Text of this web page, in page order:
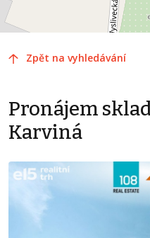
Zpět na vyhledávání
Pronájem
Karviná